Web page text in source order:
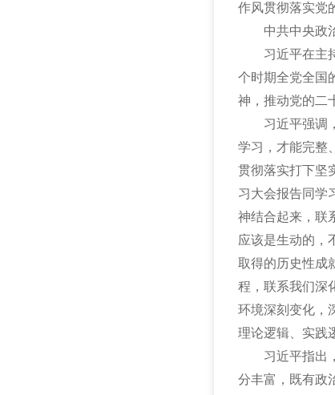
作风贯彻落实党
中共中央政
习近平在主
个时期全党全国
神，推动党的二
习近平强调
学习，才能完整
贯彻落实打下坚
习大会报告同学
神结合起来，联
应该是生动的，
取得的历史性成
程，联系我们深
环境深刻变化，
理论逻辑、实践
习近平指出
分丰富，既有政